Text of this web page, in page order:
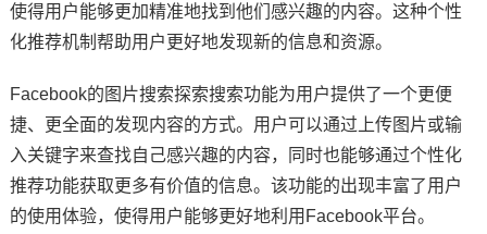
使得用户能够更加精准地找到他们感兴趣的内容。这种个性
化推荐机制帮助用户更好地发现新的信息和资源。
Facebook的图片搜索探索搜索功能为用户提供了一个更便
捷、更全面的发现内容的方式。用户可以通过上传图片或输
入关键字来查找自己感兴趣的内容，同时也能够通过个性化
推荐功能获取更多有价值的信息。该功能的出现丰富了用户
的使用体验，使得用户能够更好地利用Facebook平台。